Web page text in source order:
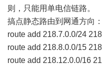
则，只能用单电信链路。
搞点静态路由到网通方向：
route add 218.7.0.0/24
route add 218.8.0.0/15
route add 218.12.0.0/16